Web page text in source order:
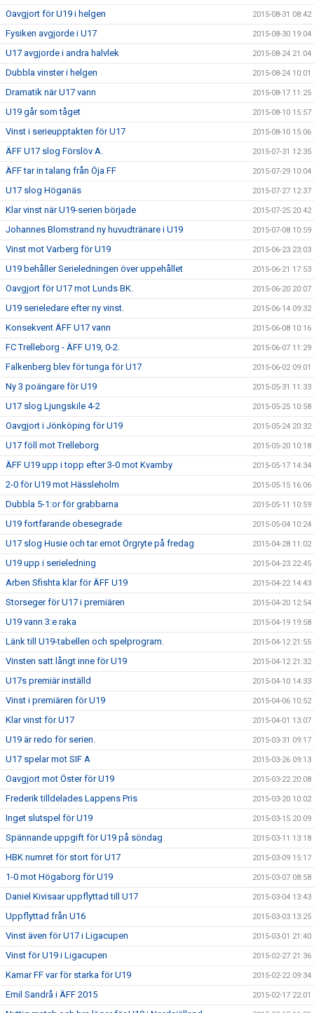
Oavgjort för U19 i helgen 2015-08-31 08:42
Fysiken avgjorde i U17 2015-08-30 19:04
U17 avgjorde i andra halvlek 2015-08-24 21:04
Dubbla vinster i helgen 2015-08-24 10:01
Dramatik när U17 vann 2015-08-17 11:25
U19 går som tåget 2015-08-10 15:57
Vinst i serieupptakten för U17 2015-08-10 15:06
ÄFF U17 slog Förslöv A. 2015-07-31 12:35
ÄFF tar in talang från Öja FF 2015-07-29 10:04
U17 slog Höganäs 2015-07-27 12:37
Klar vinst när U19-serien började 2015-07-25 20:42
Johannes Blomstrand ny huvudtränare i U19 2015-07-08 10:59
Vinst mot Varberg för U19 2015-06-23 23:03
U19 behåller Serieledningen över uppehållet 2015-06-21 17:53
Oavgjort för U17 mot Lunds BK. 2015-06-20 20:07
U19 serieledare efter ny vinst. 2015-06-14 09:32
Konsekvent ÄFF U17 vann 2015-06-08 10:16
FC Trelleborg - ÄFF U19, 0-2. 2015-06-07 11:29
Falkenberg blev för tunga för U17 2015-06-02 09:01
Ny 3 poängare för U19 2015-05-31 11:33
U17 slog Ljungskile 4-2 2015-05-25 10:58
Oavgjort i Jönköping för U19 2015-05-24 20:32
U17 föll mot Trelleborg 2015-05-20 10:18
ÄFF U19 upp i topp efter 3-0 mot Kvarnby 2015-05-17 14:34
2-0 för U19 mot Hässleholm 2015-05-15 16:06
Dubbla 5-1:or för grabbarna 2015-05-11 10:59
U19 fortfarande obesegrade 2015-05-04 10:24
U17 slog Husie och tar emot Örgryte på fredag 2015-04-28 11:02
U19 upp i serieledning 2015-04-23 22:45
Arben Sfishta klar för ÄFF U19 2015-04-22 14:43
Storseger för U17 i premiären 2015-04-20 12:54
U19 vann 3:e raka 2015-04-19 19:58
Länk till U19-tabellen och spelprogram. 2015-04-12 21:55
Vinsten satt långt inne för U19 2015-04-12 21:32
U17s premiär inställd 2015-04-10 14:33
Vinst i premiären för U19 2015-04-06 10:52
Klar vinst för U17 2015-04-01 13:07
U19 är redo för serien. 2015-03-31 09:17
U17 spelar mot SIF A 2015-03-26 09:13
Oavgjort mot Öster för U19 2015-03-22 20:08
Frederik tilldelades Lappens Pris 2015-03-20 10:02
Inget slutspel för U19 2015-03-15 20:09
Spännande uppgift för U19 på söndag 2015-03-11 13:18
HBK numret för stort för U17 2015-03-09 15:17
1-0 mot Högaborg för U19 2015-03-07 08:58
Daniel Kivisaar uppflyttad till U17 2015-03-04 13:43
Uppflyttad från U16 2015-03-03 13:25
Vinst även för U17 i Ligacupen 2015-03-01 21:40
Vinst för U19 i Ligacupen 2015-02-27 21:36
Kamar FF var för starka för U19 2015-02-22 09:34
Emil Sandrå i ÄFF 2015 2015-02-17 22:01